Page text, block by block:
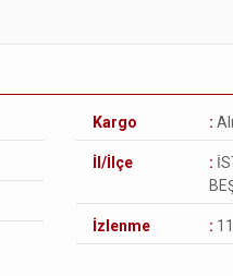
Kargo :
İl/İlçe :
İzlenme :